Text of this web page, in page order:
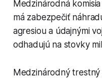
Medzinárodná
má zabezpečiť
agresiou a údajnými
odhadujú na stovky
Medzinárodný